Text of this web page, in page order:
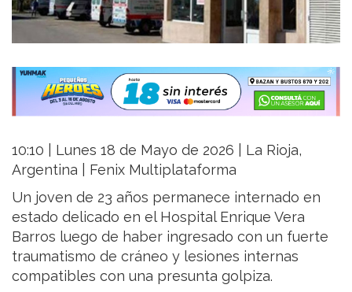
10:10 | Lunes 18 de Mayo de 2026 | La Rioja,
Argentina | Fenix Multiplataforma
Un joven de 23 años permanece internado en
estado delicado en el Hospital Enrique Vera
Barros luego de haber ingresado con un fuerte
traumatismo de cráneo y lesiones internas
compatibles con una presunta golpiza.